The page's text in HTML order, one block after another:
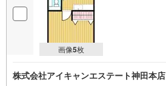
画像5枚
株式会社アイキャンエステート神田本店